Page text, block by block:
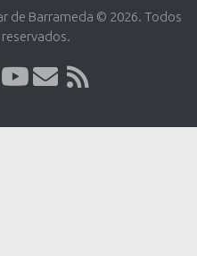
de Barrameda © 2026. Todos